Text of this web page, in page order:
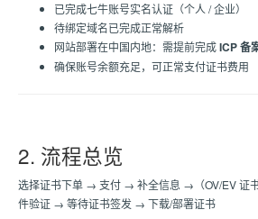
已完成七牛账号实名认证（个人 / 企业）
待绑定域名已完成正常解析
网站部署在中国内地：需提前完成ICP 备
确保账号余额充足，可正常支付证书费用
2. 流程总览
选择证书下单 → 支付 → 补全信息 →（OV/EV 证
件验证 → 等待证书签发 → 下载/部署证书